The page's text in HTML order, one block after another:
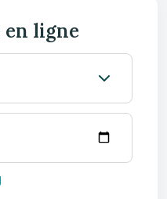
en ligne